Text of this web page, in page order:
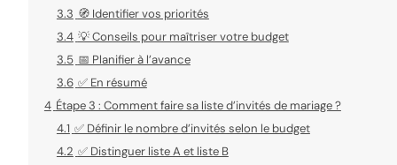
3.3 🧭 Identifier vos priorités
3.4 💡 Conseils pour maîtriser votre budget
3.5 📅 Planifier à l’avance
3.6 ✅ En résumé
4 Étape 3 : Comment faire sa liste d’invités de mariage ?
4.1 ✅ Définir le nombre d’invités selon le budget
4.2 ✅ Distinguer liste A et liste B